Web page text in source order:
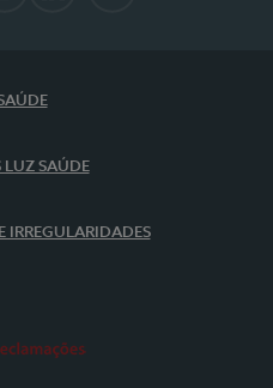
LUZ SAÚDE